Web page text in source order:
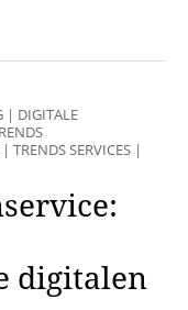
| DIGITALE
| TRENDS SERVICES |
digitalen